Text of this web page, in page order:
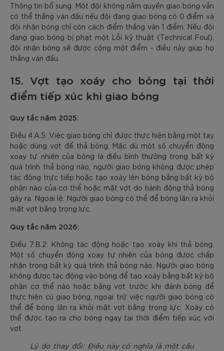
Thông tin bổ sung: Một đội không nắm quyền giao bóng vẫn
có thể thắng ván đấu nếu đội đang giao bóng có 0 điểm và
đội nhận bóng chỉ còn cách điểm thắng ván 1 điểm. Nếu đội
đang giao bóng bị phạt một Lỗi kỹ thuật (Technical Foul),
đội nhận bóng sẽ được cộng một điểm - điều này giúp họ
thắng ván đấu.
15. Vợt tạo xoáy cho bóng tại thời
điểm tiếp xúc khi giao bóng
Quy tắc năm 2025:
Điều 4.A.5: Việc giao bóng chỉ được thực hiện bằng một tay
hoặc dùng vợt để thả bóng. Mặc dù một số chuyển động
xoay tự nhiên của bóng là điều bình thường trong bất kỳ
quá trình thả bóng nào, người giao bóng không được phép
tác động trực tiếp hoặc tạo xoáy lên bóng bằng bất kỳ bộ
phận nào của cơ thể hoặc mặt vợt do hành động thả bóng
gây ra. Ngoại lệ: Người giao bóng có thể để bóng lăn ra khỏi
mặt vợt bằng trọng lực.
Quy tắc năm 2026:
Điều 7.B.2: Không tác động hoặc tạo xoáy khi thả bóng.
Một số chuyển động xoay tự nhiên của bóng được chấp
nhận trong bất kỳ quá trình thả bóng nào. Người giao bóng
không được tác động vào bóng để tạo xoáy bằng bất kỳ bộ
phận cơ thể nào hoặc bằng vợt trước khi đánh bóng để
thực hiện cú giao bóng, ngoại trừ việc người giao bóng có
thể để bóng lăn ra khỏi mặt vợt bằng trọng lực. Xoáy có
thể được tạo ra cho bóng ngay tại thời điểm tiếp xúc với
vợt.
Lý do thay đổi: Điều này có nghĩa là một cầu